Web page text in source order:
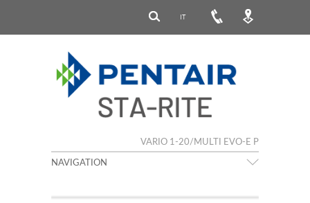
IT
VARIO 1-20/MULTI EVO-E P
NAVIGATION